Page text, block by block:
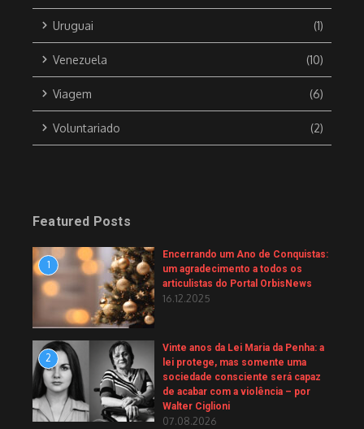
Uruguai (1)
Venezuela (10)
Viagem (6)
Voluntariado (2)
Featured Posts
1
Encerrando um Ano de Conquistas:
um agradecimento a todos os
articulistas do Portal OrbisNews
16.12.2025
2
Vinte anos da Lei Maria da Penha: a
lei protege, mas somente uma
sociedade consciente será capaz
de acabar com a violência – por
Walter Ciglioni
07.08.2026